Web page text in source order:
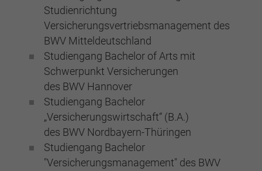
Studienrichtung
Versicherungsvertriebsmanagement des
BWV Mitteldeutschland
Studiengang Bachelor of Arts mit
Schwerpunkt Versicherungen
des BWV Hannover
Studiengang Bachelor
„Versicherungswirtschaft“ (B.A.)
des BWV Nordbayern-Thüringen
Studiengang Bachelor
"Versicherungsmanagement" des BWV